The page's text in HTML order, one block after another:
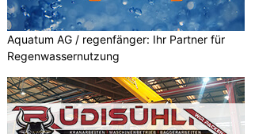
Aquatum AG / regenfänger: Ihr Partner für
Regenwassernutzung